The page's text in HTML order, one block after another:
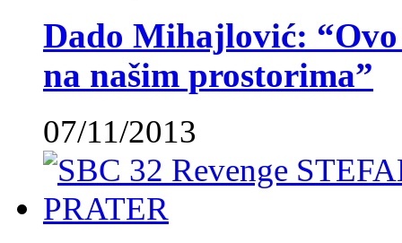
Dado Mihajlović:
na našim prostorima”
07/11/2013